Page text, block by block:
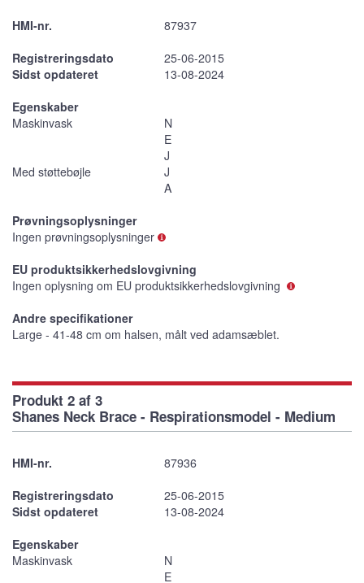
HMI-nr.
87937
Registreringsdato
25-06-2015
Sidst opdateret
13-08-2024
Egenskaber
Maskinvask
N
E
J
Med støttebøjle
J
A
Prøvningsoplysninger
Ingen prøvningsoplysninger
EU produktsikkerhedslovgivning
Ingen oplysning om EU produktsikkerhedslovgivning
Andre specifikationer
Large - 41-48 cm om halsen, målt ved adamsæblet.
Produkt 2 af 3
Shanes Neck Brace - Respirationsmodel - Medium
HMI-nr.
87936
Registreringsdato
25-06-2015
Sidst opdateret
13-08-2024
Egenskaber
Maskinvask
N
E